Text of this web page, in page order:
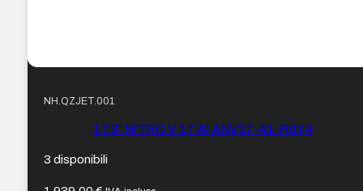
NH.QZJET.001
17.3″ NITRO V 17 AI ANV17-41-R0Y4
3 disponibili